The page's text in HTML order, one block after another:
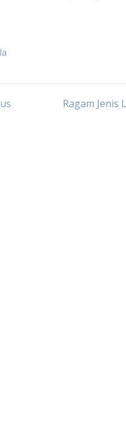
Ragam